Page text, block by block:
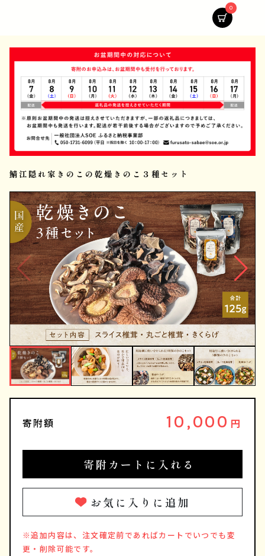
0
鯖江隠れ家きのこの乾燥きのこ３種セット
寄附額 10,000 円
寄附カートに入れる
お気に入りに追加
※追加内容は、注文確定前であればカートでいつでも変
更・削除可能です。